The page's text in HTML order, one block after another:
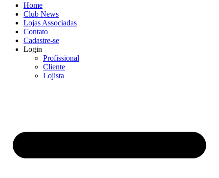
Home
Club News
Lojas Associadas
Contato
Cadastre-se
Login
Profissional
Cliente
Lojista